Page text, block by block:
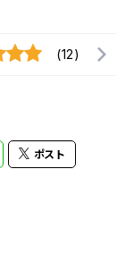
(12)
ポスト